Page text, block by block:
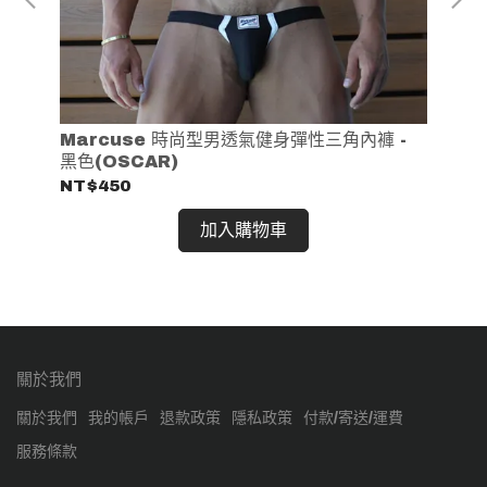
Marcuse 時尚型男透氣健身彈性三角內褲 -
黑色(OSCAR)
NT$450
加入購物車
關於我們
關於我們 我的帳戶 退款政策 隱私政策 付款/寄送/運費
服務條款